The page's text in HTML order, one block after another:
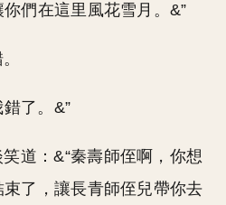
們在這里風花雪月。&”
了。&”
道：&“秦壽師侄啊，你想
了，讓長青師侄兒帶你去